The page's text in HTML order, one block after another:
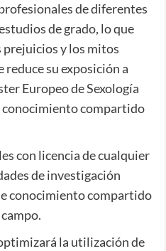
de diferentes
de grado, lo que
prejuicios y los mitos
su exposición a
Europeo de Sexología
conocimiento compartido
con licencia de cualquier
de investigación
conocimiento compartido
la utilización de